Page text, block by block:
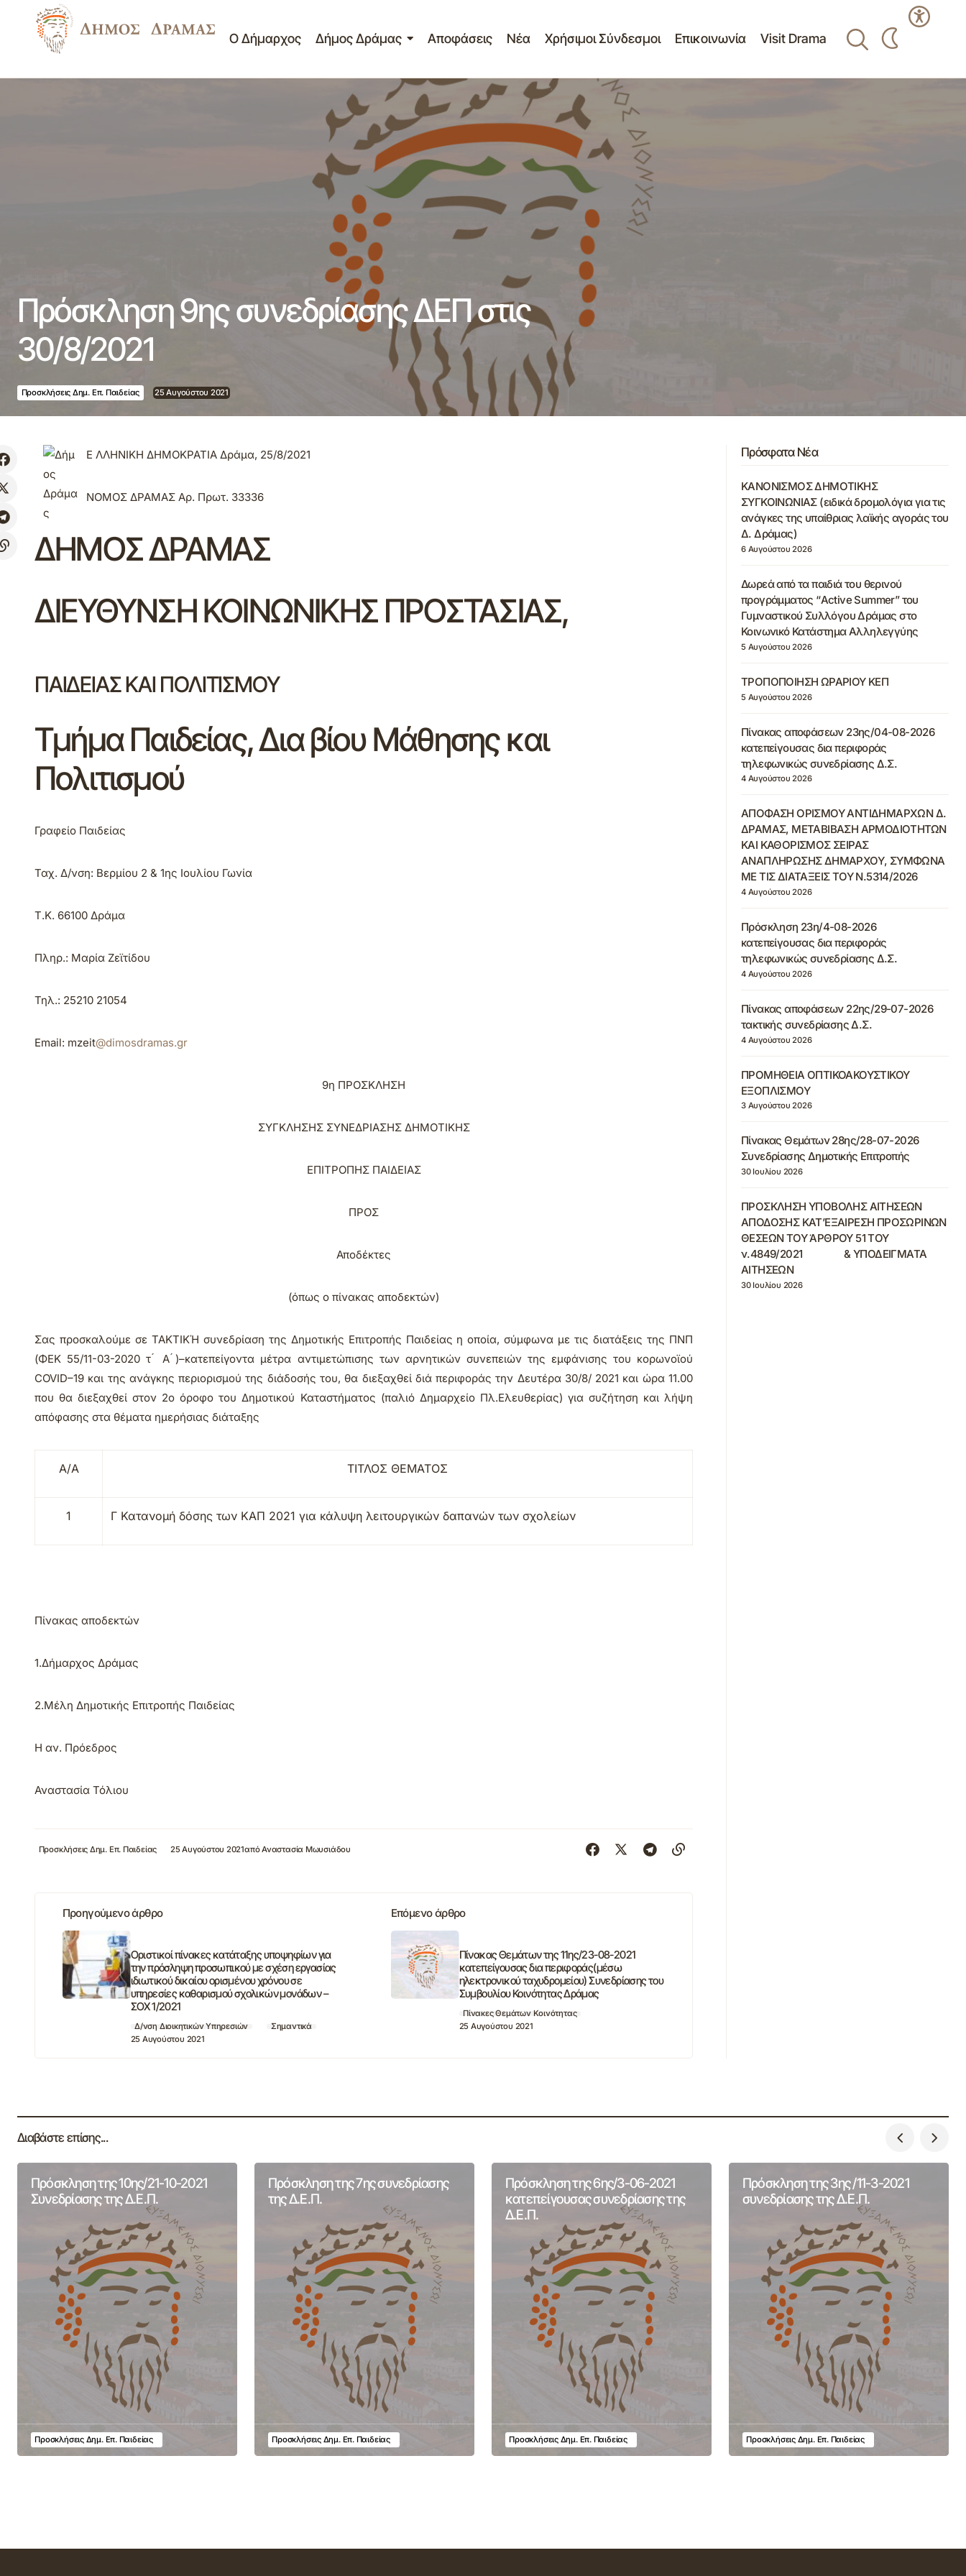
Ο Δήμαρχος Δήμος Δράμας Αποφάσεις Νέα Χρήσιμοι Σύνδεσμοι Επικοινωνία Visit Drama
Προσκλήσεις Δημ. Επ. Παιδείας Πρόσκληση 9ης συνεδρίασης ΔΕΠ στις 30/8/2021
Πρόσκληση 9ης συνεδρίασης ΔΕΠ στις
30/8/2021
Προσκλήσεις Δημ. Επ. Παιδείας 25 Αυγούστου 2021
Ε ΛΛΗΝΙΚΗ ΔΗΜΟΚΡΑΤΙΑ Δράμα, 25/8/2021
ΝΟΜΟΣ ΔΡΑΜΑΣ Αρ. Πρωτ. 33336
​ΔΗΜΟΣ ΔΡΑΜΑΣ
​ΔΙΕΥΘΥΝΣΗ ΚΟΙΝΩΝΙΚΗΣ ΠΡΟΣΤΑΣΙΑΣ,
​ΠΑΙΔΕΙΑΣ ΚΑΙ ΠΟΛΙΤΙΣΜΟΥ
​Τμήμα Παιδείας, Δια βίου Μάθησης και
Πολιτισμού
Γραφείο Παιδείας
Ταχ. Δ/νση: Βερμίου 2 & 1ης Ιουλίου Γωνία
Τ.Κ. 66100 Δράμα
Πληρ.: Μαρία Ζεϊτίδου
Τηλ.: 25210 21054
Email: mzeit@dimosdramas.gr
9η ΠΡΟΣΚΛΗΣΗ
ΣΥΓΚΛΗΣΗΣ ΣΥΝΕΔΡΙΑΣΗΣ ΔΗΜΟΤΙΚΗΣ
ΕΠΙΤΡΟΠΗΣ ΠΑΙΔΕΙΑΣ
ΠΡΟΣ
Αποδέκτες
(όπως ο πίνακας αποδεκτών)
Σας προσκαλούμε σε ΤΑΚΤΙΚΉ συνεδρίαση της Δημοτικής Επιτροπής Παιδείας η οποία,σύμφωνα με τις διατάξεις της ΠΝΠ
(ΦΕΚ 55/11-03-2020 τ ́ Α ́)–κατεπείγοντα μέτρα αντιμετώπισης των αρνητικών συνεπειών της εμφάνισης του κορωνοϊού
COVID–19 και της ανάγκης περιορισμού της διάδοσής του, θα διεξαχθεί διά περιφοράςτην Δευτέρα 30/8/ 2021 και ώρα11.00
που θα διεξαχθεί στον 2ο όροφο του Δημοτικού Καταστήματος (παλιό Δημαρχείο Πλ.Ελευθερίας) για συζήτηση και λήψη
απόφασης στα θέματα ημερήσιας διάταξης
Α/Α ΤΙΤΛΟΣ ΘΕΜΑΤΟΣ
1 Γ Κατανομή δόσης των ΚΑΠ 2021 για κάλυψη λειτουργικών δαπανών των σχολείων
Πίνακας αποδεκτών
1.Δήμαρχος Δράμας
2.Mέλη Δημοτικής Επιτροπής Παιδείας
Η αν. Πρόεδρος
Αναστασία Τόλιου
Προσκλήσεις Δημ. Επ. Παιδείας 25 Αυγούστου 2021απόΑναστασία Μωυσιάδου
Προηγούμενο άρθρο
Οριστικοί πίνακες κατάταξης υποψηφίων για
την πρόσληψη προσωπικού με σχέση εργασίας
ιδιωτικού δικαίου ορισμένου χρόνου σε
υπηρεσίες καθαρισμού σχολικών μονάδων –
ΣΟΧ 1/2021
Δ/νση Διοικητικών Υπηρεσιών
Σημαντικά
25 Αυγούστου 2021
Επόμενο άρθρο
Πίνακας Θεμάτων της 11ης/23-08-2021
κατεπείγουσας δια περιφοράς(μέσω
ηλεκτρονικού ταχυδρομείου) Συνεδρίασης του
Συμβουλίου Κοινότητας Δράμας
Πίνακες Θεμάτων Κοινότητας
25 Αυγούστου 2021
Πρόσφατα Νέα
ΚΑΝΟΝΙΣΜΟΣ ΔΗΜΟΤΙΚΗΣ
ΣΥΓΚΟΙΝΩΝΙΑΣ (ειδικά δρομολόγια για τις
ανάγκες της υπαίθριας λαϊκής αγοράς του
Δ. Δράμας)
6 Αυγούστου 2026
Δωρεά από τα παιδιά του θερινού
προγράμματος “Active Summer” του
Γυμναστικού Συλλόγου Δράμας στο
Κοινωνικό Κατάστημα Αλληλεγγύης
5 Αυγούστου 2026
ΤΡΟΠΟΠΟΙΗΣΗ ΩΡΑΡΙΟΥ ΚΕΠ
5 Αυγούστου 2026
Πίνακας αποφάσεων 23ης/04-08-2026
κατεπείγουσας δια περιφοράς
τηλεφωνικώς συνεδρίασης Δ.Σ.
4 Αυγούστου 2026
ΑΠΟΦΑΣΗ ΟΡΙΣΜΟΥ ΑΝΤΙΔΗΜΑΡΧΩΝ Δ.
ΔΡΑΜΑΣ, ΜΕΤΑΒΙΒΑΣΗ ΑΡΜΟΔΙΟΤΗΤΩΝ
ΚΑΙ ΚΑΘΟΡΙΣΜΟΣ ΣΕΙΡΑΣ
ΑΝΑΠΛΗΡΩΣΗΣ ΔΗΜΑΡΧΟΥ, ΣΥΜΦΩΝΑ
ΜΕ ΤΙΣ ΔΙΑΤΑΞΕΙΣ ΤΟΥ Ν.5314/2026
4 Αυγούστου 2026
Πρόσκληση 23η/4-08-2026
κατεπείγουσας δια περιφοράς
τηλεφωνικώς συνεδρίασης Δ.Σ.
4 Αυγούστου 2026
Πίνακας αποφάσεων 22ης/29-07-2026
τακτικής συνεδρίασης Δ.Σ.
4 Αυγούστου 2026
ΠΡΟΜΗΘΕΙΑ ΟΠΤΙΚΟΑΚΟΥΣΤΙΚΟΥ
ΕΞΟΠΛΙΣΜΟΥ
3 Αυγούστου 2026
Πίνακας Θεμάτων 28ης/28-07-2026
Συνεδρίασης Δημοτικής Επιτροπής
30 Ιουλίου 2026
ΠΡΟΣΚΛΗΣΗ ΥΠΟΒΟΛΗΣ ΑΙΤΗΣΕΩΝ
ΑΠΟΔΟΣΗΣ ΚΑΤ’ΕΞΑΙΡΕΣΗ ΠΡΟΣΩΡΙΝΩΝ
ΘΕΣΕΩΝ ΤΟΥ ΆΡΘΡΟΥ 51 ΤΟΥ
ν.4849/2021 & ΥΠΟΔΕΙΓΜΑΤΑ
ΑΙΤΗΣΕΩΝ
30 Ιουλίου 2026
Διαβάστε επίσης...
Πρόσκληση της 10ης/21-10-2021
Συνεδρίασης της Δ.Ε.Π.
Προσκλήσεις Δημ. Επ. Παιδείας
Πρόσκληση της 7ης συνεδρίασης
της Δ.Ε.Π.
Προσκλήσεις Δημ. Επ. Παιδείας
Πρόσκληση της 6ης/3-06-2021
κατεπείγουσας συνεδρίασης της
Δ.Ε.Π.
Προσκλήσεις Δημ. Επ. Παιδείας
Πρόσκληση της 3ης /11-3-2021
συνεδρίασης της Δ.Ε.Π.
Προσκλήσεις Δημ. Επ. Παιδείας